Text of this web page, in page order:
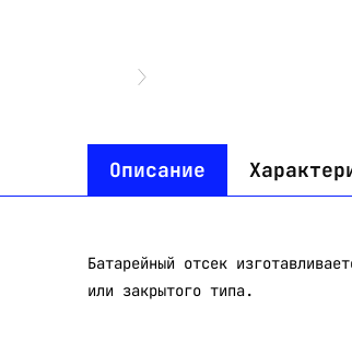
Описание
Батарейный отсек
или закрытого типа.